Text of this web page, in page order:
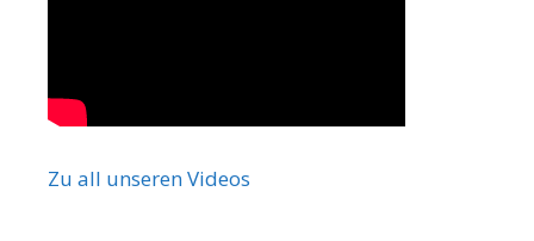
Zu all unseren Videos